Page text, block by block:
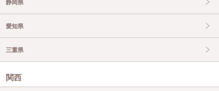
静岡県
愛知県
三重県
関西